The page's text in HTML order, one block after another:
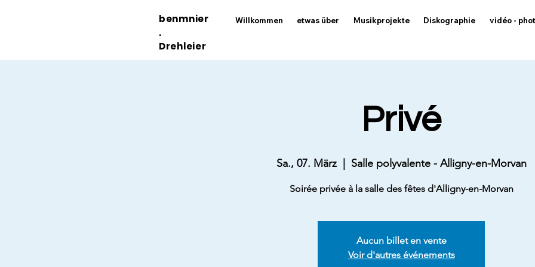
benmnier
.
Drehleier
Willkommen etwas über Musikprojekte Diskographie vidéo -
Privé
Sa., 07. März
  |
Salle polyvalente - Alligny-en-Morvan
Soirée privée à la salle des fêtes d'Alligny-en-Morvan
Aucun billet en vente
Voir d'autres événements